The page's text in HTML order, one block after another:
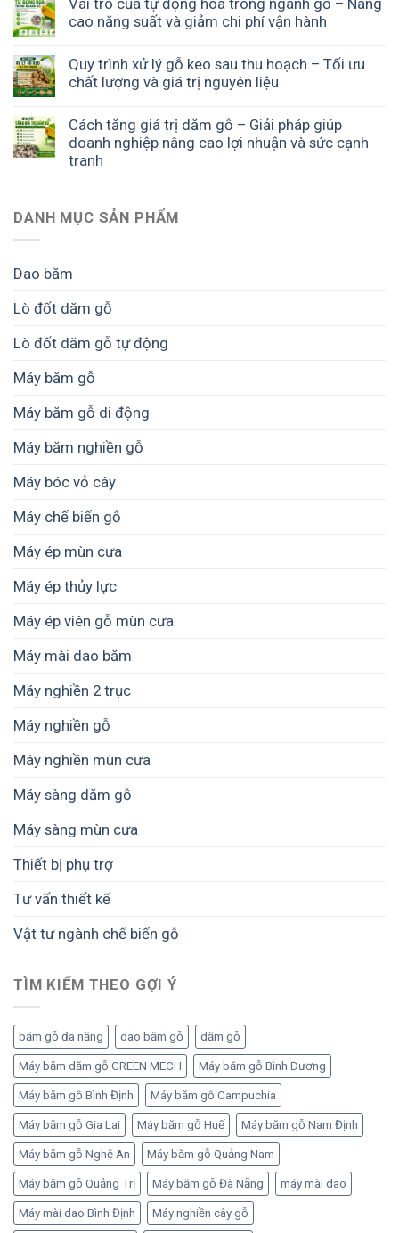
cao năng suất và giảm chi phí vận hành
Quy trình xử lý gỗ keo sau thu hoạch – Tối ưu
chất lượng và giá trị nguyên liệu
Cách tăng giá trị dăm gỗ – Giải pháp giúp
doanh nghiệp nâng cao lợi nhuận và sức cạnh
tranh
DANH MỤC SẢN PHẨM
Dao băm
Lò đốt dăm gỗ
Lò đốt dăm gỗ tự động
Máy băm gỗ
Máy băm gỗ di động
Máy băm nghiền gỗ
Máy bóc vỏ cây
Máy chế biến gỗ
Máy ép mùn cưa
Máy ép thủy lực
Máy ép viên gỗ mùn cưa
Máy mài dao băm
Máy nghiền 2 trục
Máy nghiền gỗ
Máy nghiền mùn cưa
Máy sàng dăm gỗ
Máy sàng mùn cưa
Thiết bị phụ trợ
Tư vấn thiết kế
Vật tư ngành chế biến gỗ
TÌM KIẾM THEO GỢI Ý
băm gỗ đa năng dao băm gỗ dăm gỗ
Máy băm dăm gỗ GREEN MECH Máy băm gỗ Bình Dương
Máy băm gỗ Bình Định Máy băm gỗ Campuchia
Máy băm gỗ Gia Lai Máy băm gỗ Huế Máy băm gỗ Nam Định
Máy băm gỗ Nghệ An Máy băm gỗ Quảng Nam
Máy băm gỗ Quảng Trị Máy băm gỗ Đà Nẵng máy mài dao
Máy mài dao Bình Định Máy nghiền cây gỗ